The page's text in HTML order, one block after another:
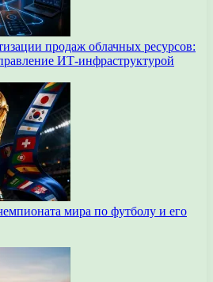
продаж облачных ресурсов:
ИТ-инфраструктурой
мира по футболу и его